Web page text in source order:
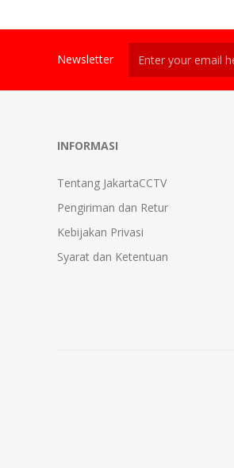
Newsletter
INFORMASI
Tentang JakartaCCTV
Pengiriman dan Retur
Kebijakan Privasi
Syarat dan Ketentuan